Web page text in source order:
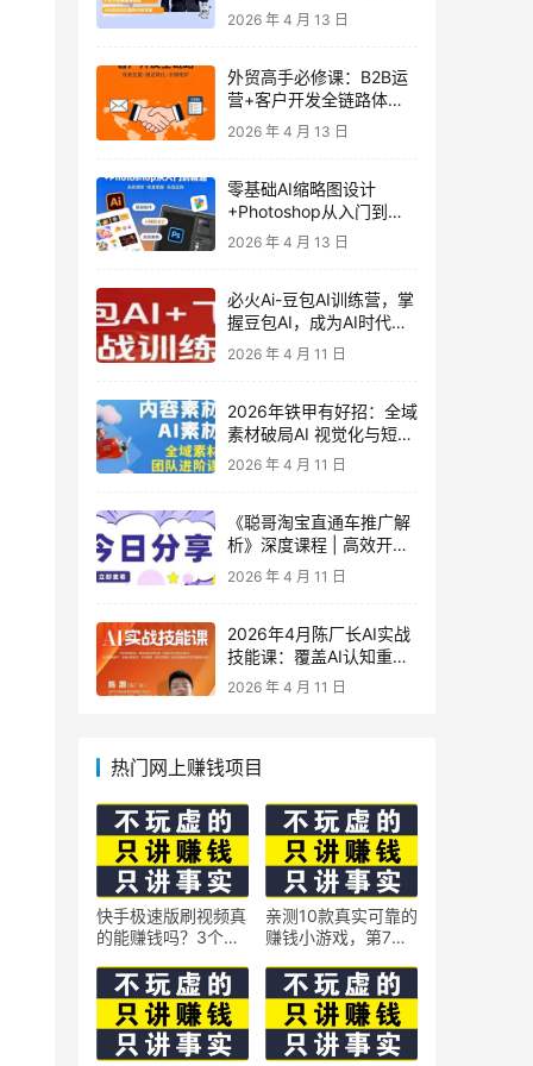
发客户-内容营销-从0到3
2026 年 4 月 13 日
外贸高手必修课：B2B运
营+客户开发全链路体系
课 | 从0到1成为外贸精英
2026 年 4 月 13 日
零基础AI缩略图设计
+Photoshop从入门到精
通 全套教程（含形象照拍
2026 年 4 月 13 日
必火Ai-豆包AI训练营，掌
握豆包AI，成为AI时代的
全能型人才
2026 年 4 月 11 日
2026年铁甲有好招：全域
素材破局AI 视觉化与短剧
营销实战指南——高效增
策略
2026 年 4 月 11 日
《聪哥淘宝直通车推广解
析》深度课程 | 高效开
车、极速投产系统实操课
2026 年 4 月 11 日
2026年4月陈厂长AI实战
技能课：覆盖AI认知重
构、智能体与大模型解
2026 年 4 月 11 日
热门网上赚钱项目
快手极速版刷视频真
的能赚钱吗？3个隐
亲测10款真实可靠的
赚钱小游戏，第7款